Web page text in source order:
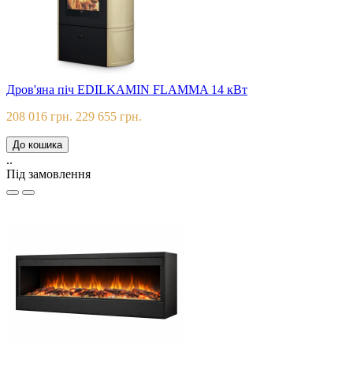
Дров'яна піч EDILKAMIN FLAMMA 14 кВт
208 016 грн. 229 655 грн.
До кошика
..
Під замовлення